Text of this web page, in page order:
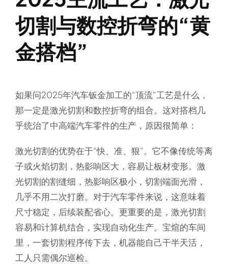
切割与数控折弯的“黄
金搭档”
如果问2025年汽车钣金加工的“顶流”工艺是什么，
那一定是激光切割和数控折弯的组合。这对搭档几
乎统治了中高端汽车零件的生产，原因很简单：
激光切割的优势在于“快、准、狠”。它不像传统等离
子或火焰切割，热影响区大，容易让板材变形。激
光切割的割缝细，热影响区极小，切割端面光滑，
几乎不用二次打磨。对于汽车零件来说，这意味着
尺寸稳定，后续装配省心。更重要的是，激光切割
容易和计算机结合，实现自动化生产。宝煊的车间
里，一套切割程序传下去，机器能自己干半天活，
工人只需偶尔巡检。